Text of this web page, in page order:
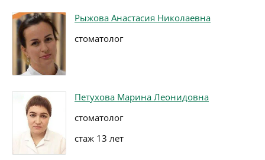
Рыжова Анастасия Николаевна
стоматолог
Петухова Марина Леонидовна
стоматолог
стаж 13 лет